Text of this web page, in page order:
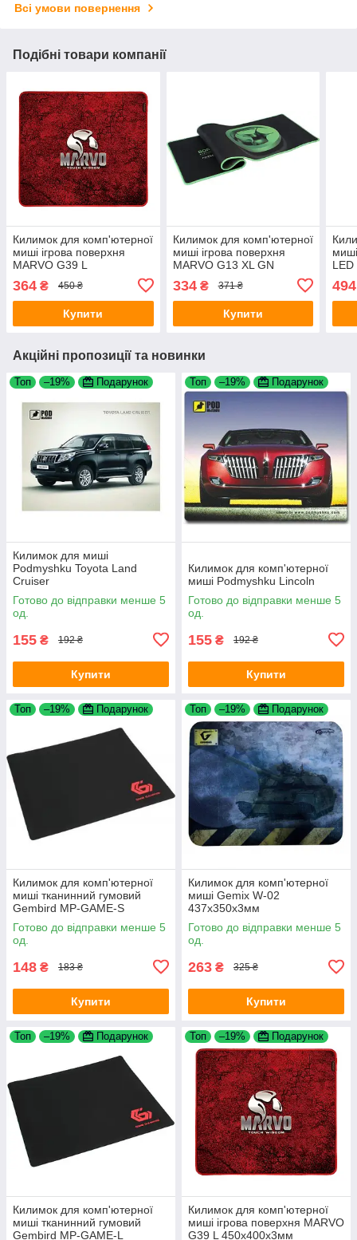
Всі умови повернення
Подібні товари компанії
Килимок для комп'ютерної
миші ігрова поверхня
MARVO G39 L
364 ₴ 450 ₴
Купити
Килимок для комп'ютерної
миші ігрова поверхня
MARVO G13 XL GN
334₴ 371 ₴
Купити
LED
494
Акційні пропозиції та новинки
Топ –19% Подарунок
Килимок для миші
Podmyshku Toyota Land
Cruiser
Готово до відправки менше 5
од.
155 ₴ 192 ₴
Купити
Топ –19% Подарунок
Килимок для комп'ютерної
миші Podmyshku Lincoln
Готово до відправки менше 5
од.
155 ₴ 192 ₴
Купити
Топ –19% Подарунок
Килимок для комп'ютерної
миші тканинний гумовий
Gembird MP-GAME-S
200x250мм Black
Готово до відправки менше 5
од.
148 ₴ 183 ₴
Купити
Топ –19% Подарунок
Килимок для комп'ютерної
миші Gemix W-02
437x350x3мм
Готово до відправки менше 5
од.
263 ₴ 325 ₴
Купити
Топ –19% Подарунок
Килимок для комп'ютерної
миші тканинний гумовий
Gembird MP-GAME-L
Топ –19% Подарунок
Килимок для комп'ютерної
миші ігрова поверхня MARVO
G39 L 450x400х3мм